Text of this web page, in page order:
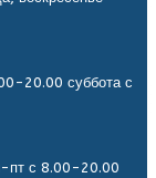
20.00 суббота с
пт с 8.00-20.00